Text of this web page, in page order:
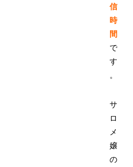
信
時
間
で
す
。
サ
ロ
メ
嬢
の